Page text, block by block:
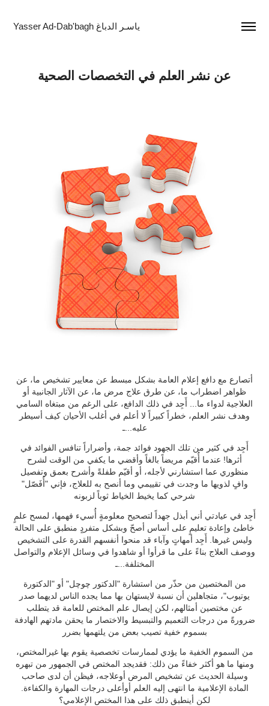
Yasser Ad-Dab'bagh ياسـر الدباغ
عن نشر العلم في التخصصات الصحية
أتصارع مع دافع إعلام العامة بشكل مبسط عن معايير تشخيص ما، عن
ظواهر اضطراب ما، عن طرق علاج مرض ما، عن الآثار الجانبية أو
العلاجية لدواء ما... أَجِد في ذلك الدافع، على الرغم من مبتغاه السامي
وهدف نشر العلم، خطراً كبيراً لا أعلم في أغلب الأحيان كيف أسيطر
عليه...ـ
أَجِد في كثير من تلك الجهود فوائد جمة، وأضراراً تنافس الفوائد في
أثرها! عندما أُقيّم مريضاً بالغاً وأقضي ما يكفي من الوقت لشرح
منظوري عما استشارني لأجله، أو أقيّم طفلةً وأشرح بعمق وتفصيل
وافٍ لذويها ما وجدت في تقييمي وما أنصح به للعلاج، فإني "أُفَصّل"
شرحي كما يخيط الخياط ثوباً لزبونه
أَجِد في عيادتي أني أبذل جهداً لتصحيح معلومةٍ أُسيء فهمها، لمسح علمٍ
خاطئ وإعادة تعليمٍ على أساس أصحّ وبشكل متفردٍ منطبق على الحالة
وليس غيرها. أَجِد أمهاتٍ وآباء قد منحوا أنفسهم القدرة على التشخيص
ووصف العلاج بناءً على ما قرأوا أو شاهدوا في وسائل الإعلام والتواصل
المختلفة...ـ
من المختصين من حذّر من استشارة "الدكتور چوچل" أو "الدكتورة
يوتيوب"، متجاهلين أن نسبة لايستهان بها مما يجده الناس لديهما صدر
عن مختصين أمثالهم، لكن إيصال علم المختص للعامة قد يتطلب
ضرورةً من درجات التعميم والتبسيط والاختصار ما يحقن مادتهم الهادفة
بسموم خفية تصيب بعض من يلتهمها بضرر
من السموم الخفية ما يؤدي لممارسات تخصصية يقوم بها غيرالمختص،
ومنها ما هو أكثر خفاءً من ذلك: فقديجد المختص في الجمهور من تبهره
وسيلة الحديث عن تشخيص المرض أوعلاجه، فيظن أن لدى صاحب
المادة الإعلامية ما انتهى إليه العلم أوأعلى درجات المهارة والكفاءة.
لكن أينطبق ذلك على هذا المختص الإعلامي؟